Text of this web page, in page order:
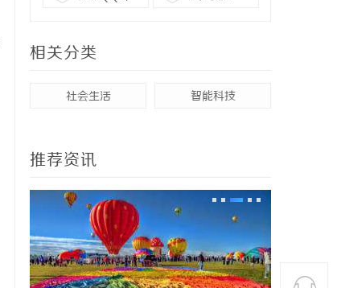
相关分类
社会生活 智能科技
推荐资讯